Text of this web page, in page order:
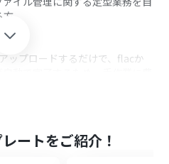
方
ト
ップロードするだけで、flacか
ートをご紹介！